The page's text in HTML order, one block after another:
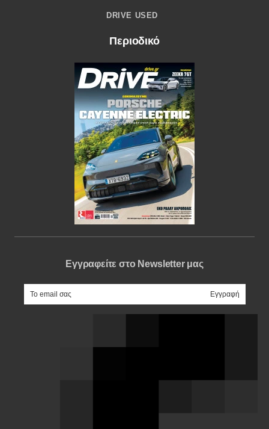
DRIVE USED
Περιοδικό
Εγγραφείτε στο Newsletter μας
e-mail